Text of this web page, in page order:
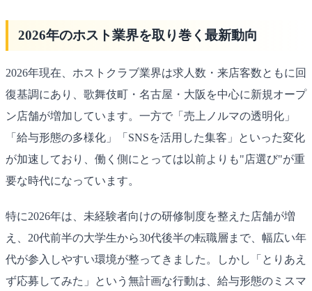
2026年のホスト業界を取り巻く最新動向
2026年現在、ホストクラブ業界は求人数・来店客数ともに回
復基調にあり、歌舞伎町・名古屋・大阪を中心に新規オープ
ン店舗が増加しています。一方で「売上ノルマの透明化」
「給与形態の多様化」「SNSを活用した集客」といった変化
が加速しており、働く側にとっては以前よりも"店選び"が重
要な時代になっています。
特に2026年は、未経験者向けの研修制度を整えた店舗が増
え、20代前半の大学生から30代後半の転職層まで、幅広い年
代が参入しやすい環境が整ってきました。しかし「とりあえ
ず応募してみた」という無計画な行動は、給与形態のミスマ